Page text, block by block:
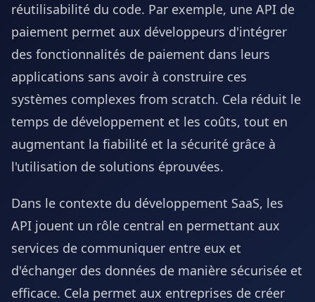
réutilisabilité du code. Par exemple, une API de
paiement permet aux développeurs d'intégrer
des fonctionnalités de paiement dans leurs
applications sans avoir à construire ces
systèmes complexes from scratch. Cela réduit le
temps de développement et les coûts, tout en
augmentant la fiabilité et la sécurité grâce à
l'utilisation de solutions éprouvées.
Dans le contexte du développement SaaS, les
API jouent un rôle central en permettant aux
services de communiquer entre eux et
d'échanger des données de manière sécurisée et
efficace. Cela permet aux entreprises de créer